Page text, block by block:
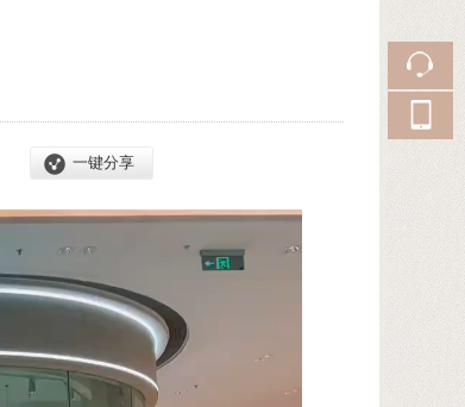
一键分享